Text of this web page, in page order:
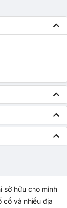
sở hữu cho mình
cổ và nhiều địa